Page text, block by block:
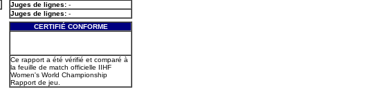
Juges de lignes: -
Juges de lignes: -
CERTIFIÉ CONFORME
Ce rapport a été vérifié et comparé à
la feuille de match officielle IIHF
Women's World Championship
Rapport de jeu.